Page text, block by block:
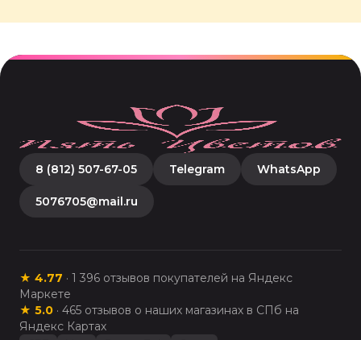
8 (812) 507-67-05 Telegram WhatsApp
5076705@mail.ru
★ 4.77 · 1 396 отзывов покупателей на Яндекс
Маркете
★ 5.0 · 465 отзывов о наших магазинах в СПб на
Яндекс Картах